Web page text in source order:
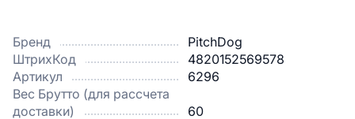
Бренд
PitchDog
ШтрихКод
4820152569578
Артикул
6296
Вес Брутто (для рассчета
доставки)
60